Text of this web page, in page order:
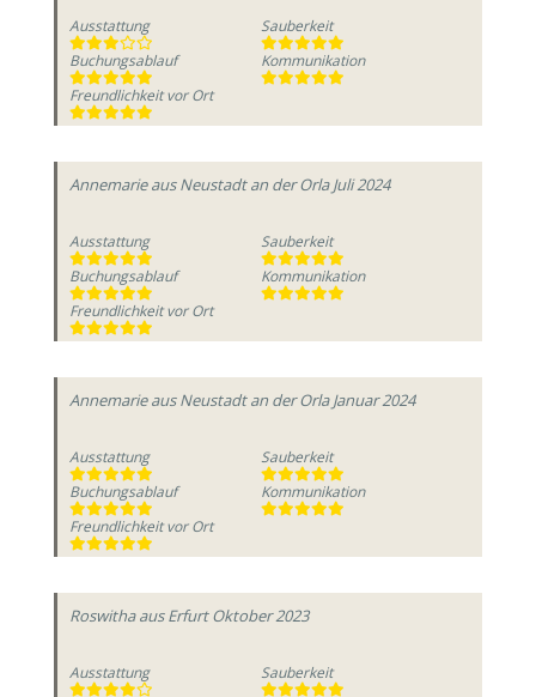
Ausstattung
Sauberkeit
Buchungsablauf
Kommunikation
Freundlichkeit vor Ort
Annemarieaus Neustadt an der Orla Juli 2024
Ausstattung
Sauberkeit
Buchungsablauf
Kommunikation
Freundlichkeit vor Ort
Annemarieaus Neustadt an der Orla Januar 2024
Ausstattung
Sauberkeit
Buchungsablauf
Kommunikation
Freundlichkeit vor Ort
Roswithaaus Erfurt Oktober 2023
Ausstattung
Sauberkeit